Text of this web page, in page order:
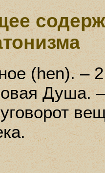
(hen). –
Душа.